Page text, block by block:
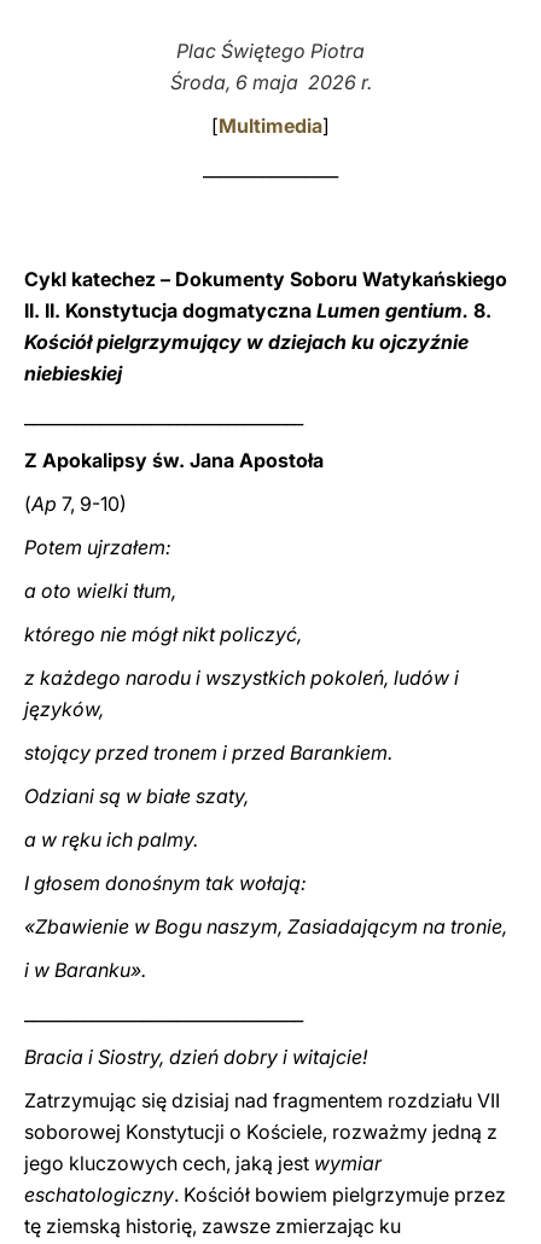
Plac Świętego Piotra
Środa, 6 maja 2026 r.
[Multimedia]
Cykl katechez – Dokumenty Soboru Watykańskiego
II. II. Konstytucja dogmatyczna Lumen gentium. 8.
Kościół pielgrzymujący w dziejach ku ojczyźnie
niebieskiej
Z Apokalipsy św. Jana Apostoła
(Ap 7, 9-10)
Potem ujrzałem:
a oto wielki tłum,
którego nie mógł nikt policzyć,
z każdego narodu i wszystkich pokoleń, ludów i
języków,
stojący przed tronem i przed Barankiem.
Odziani są w białe szaty,
a w ręku ich palmy.
I głosem donośnym tak wołają:
«Zbawienie w Bogu naszym, Zasiadającym na tronie,
i w Baranku».
Bracia i Siostry, dzień dobry i witajcie!
Zatrzymując się dzisiaj nad fragmentem rozdziału VII
soborowej Konstytucji o Kościele, rozważmy jedną z
jego kluczowych cech, jaką jest wymiar
eschatologiczny. Kościół bowiem pielgrzymuje przez
tę ziemską historię, zawsze zmierzając ku